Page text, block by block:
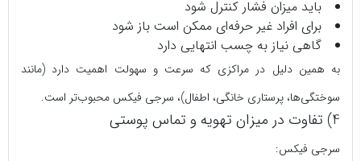
باید میزان فشار کنترل شود
برای افراد غیر حرفه‌ای ممکن است باز شود
گاهی نیاز به چسب انتهایی دارد
به همین دلیل در مراکزی که سرعت و سهولت اهمیت دارد (مانند
سوختگی‌ها، پرستاری خانگی، اطفال)، سرجی‌ فیکس محبوب‌تر است.
4) تفاوت در میزان تهویه و تماس پوستی
سرجی‌ فیکس: